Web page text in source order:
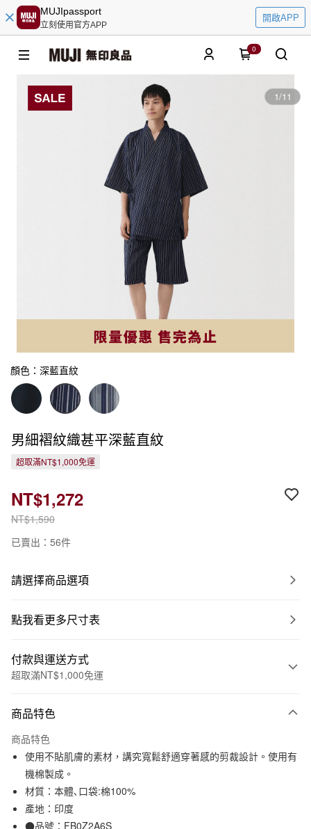
MUJIpassport
立刻使用官方APP
開啟APP
0
1/11
顏色：深藍直紋
男細褶紋織甚平深藍直紋
超取滿NT$1,000免運
NT$1,590
NT$1,272
已賣出：56件
請選擇商品選項
點我看更多尺寸表
付款與運送方式
超取滿NT$1,000免運
信用卡一次付款
信用卡分期付款
3 期 0 利率 每期
合作金庫商業銀行
華南商業銀行
上海商業儲蓄銀行
超商取貨付款
LINE Pay
商品特色
商品特色
使用不貼肌膚的素材，講究寬鬆舒適穿著感的剪裁設計。使用有
機棉製成。
材質：本體､口袋:棉100%
產地：印度
●品號：FB0Z2A6S